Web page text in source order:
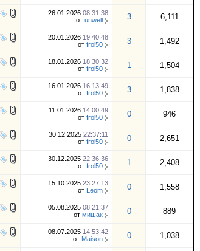
26.01.2026 08:31:38
от unwell 3 6,111
20.01.2026 19:40:48
от frol50 3 1,492
18.01.2026 18:30:32
от frol50 1 1,504
16.01.2026 16:13:49
от frol50 3 1,838
11.01.2026 14:00:49
от frol50 0 946
30.12.2025 22:37:11
от frol50 0 2,651
30.12.2025 22:36:36
от frol50 1 2,408
15.10.2025 23:27:13
от Leom 0 1,558
05.08.2025 08:21:37
от мишак 0 889
08.07.2025 14:53:42
от Maison 0 1,038